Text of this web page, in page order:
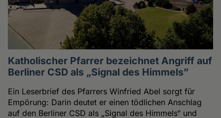
Katholischer Pfarrer bezeichnet Angriff auf
Berliner CSD als „Signal des Himmels”
Ein Leserbrief des Pfarrers Winfried Abel sorgt für
Empörung: Darin deutet er einen tödlichen Anschlag
auf den Berliner CSD als „Signal des Himmels“ und